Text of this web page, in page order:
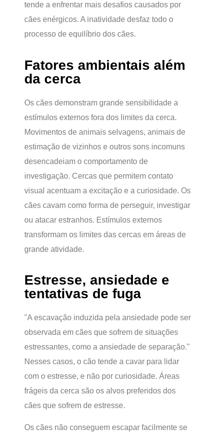
tende a enfrentar mais desafios causados por
cães enérgicos. A inatividade desfaz todo o
processo de equilíbrio dos cães.
Fatores ambientais além
da cerca
Os cães demonstram grande sensibilidade a
estímulos externos fora dos limites da cerca.
Movimentos de animais selvagens, animais de
estimação de vizinhos e outros sons incomuns
desencadeiam o comportamento de
investigação. Cercas que permitem contato
visual acentuam a excitação e a curiosidade. Os
cães cavam como forma de perseguir, investigar
ou atacar estranhos. Estímulos externos
transformam os limites das cercas em áreas de
grande atividade.
Estresse, ansiedade e
tentativas de fuga
"A escavação induzida pela ansiedade pode ser
observada em cães que sofrem de situações
estressantes, como a ansiedade de separação."
Nesses casos, o cão tende a cavar para lidar
com o estresse, e não por curiosidade. Áreas
frágeis da cerca são os alvos preferidos dos
cães que sofrem de estresse.
Os cães não conseguem escapar facilmente se